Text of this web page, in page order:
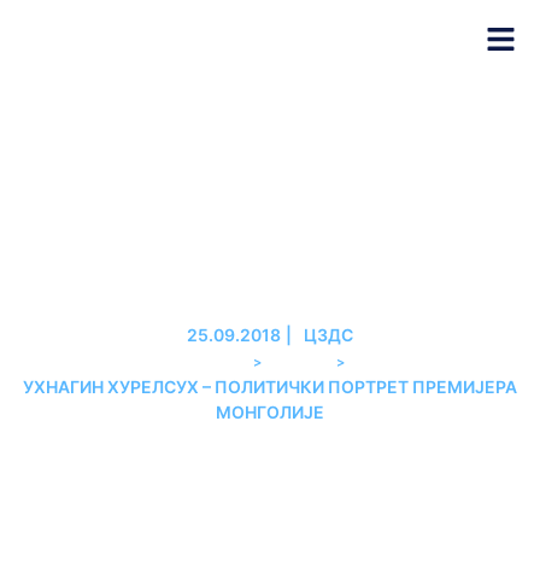
25.09.2018 ЦЗДС
> >
УХНАГИН ХУРЕЛСУХ – ПОЛИТИЧКИ ПОРТРЕТ ПРЕМИЈЕРА
МОНГОЛИЈЕ